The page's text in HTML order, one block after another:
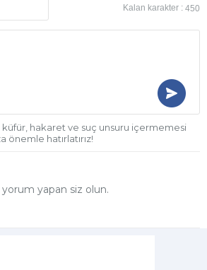
Kalan karakter : 450
hakaret ve suç unsuru içermemesi
önemle hatırlatırız!
yorum yapan siz olun.